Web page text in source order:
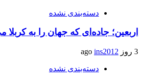
دسته‌بندی نشده
اربعین؛ جاده‌ای که جهان را به کربلا
3 روز ago ins2012
دسته‌بندی نشده